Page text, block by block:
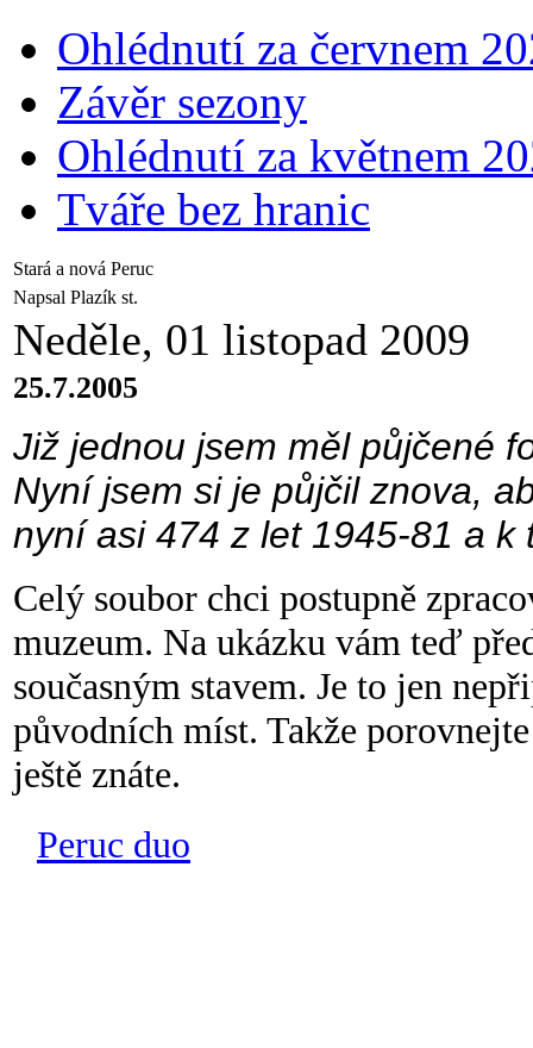
Ohlédnutí za červnem
Závěr sezony
Ohlédnutí za květnem
Tváře bez hranic
Stará a nová Peruc
Napsal Plazík st.
Neděle, 01 listopad 2009
25.7.2005
Již jednou jsem měl půjčené
Nyní jsem si je půjčil znova,
nyní asi 474 z let 1945-81 a
Celý soubor chci postupně
muzeum. Na ukázku vám teď
současným stavem. Je to jen
původních míst. Takže
ještě znáte.
Peruc duo